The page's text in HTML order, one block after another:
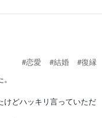
#恋愛
#結婚
#復縁
けどハッキリ言っていただ